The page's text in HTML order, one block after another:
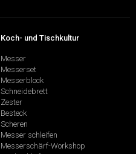
Koch- und Tischkultur
Messer
Messerset
Messerblock
Schneidebrett
Zester
Besteck
Scheren
Messer schleifen
Messerschärf-Workshop